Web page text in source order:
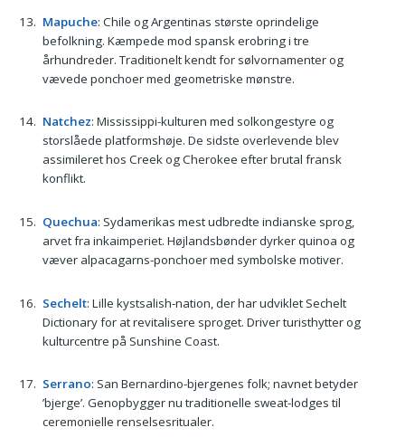
Mapuche: Chile og Argentinas største oprindelige
befolkning. Kæmpede mod spansk erobring i tre
århundreder. Traditionelt kendt for sølvornamenter og
vævede ponchoer med geometriske mønstre.
Natchez: Mississippi-kulturen med solkongestyre og
storslåede platformshøje. De sidste overlevende blev
assimileret hos Creek og Cherokee efter brutal fransk
konflikt.
Quechua: Sydamerikas mest udbredte indianske sprog,
arvet fra inkaimperiet. Højlandsbønder dyrker quinoa og
væver alpacagarns-ponchoer med symbolske motiver.
Sechelt: Lille kystsalish-nation, der har udviklet Sechelt
Dictionary for at revitalisere sproget. Driver turisthytter og
kulturcentre på Sunshine Coast.
Serrano: San Bernardino-bjergenes folk; navnet betyder
’bjerge’. Genopbygger nu traditionelle sweat-lodges til
ceremonielle renselsesritualer.